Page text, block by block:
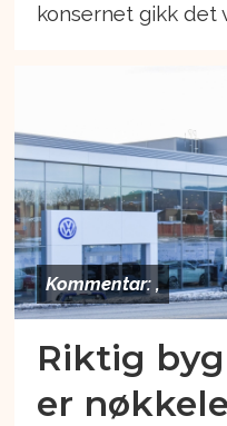
konsernet gikk det
Kommentar: ,
Riktig
er